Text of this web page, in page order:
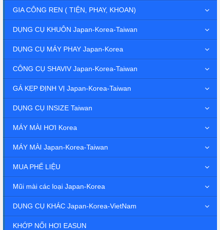
GIA CÔNG REN ( TIỆN, PHAY, KHOAN)
DỤNG CỤ KHUÔN Japan-Korea-Taiwan
DỤNG CỤ MÁY PHAY Japan-Korea
CÔNG CỤ SHAVIV Japan-Korea-Taiwan
GÁ KẸP ĐỊNH VỊ Japan-Korea-Taiwan
DỤNG CỤ INSIZE Taiwan
MÁY MÀI HƠI Korea
MÁY MÀI Japan-Korea-Taiwan
MUA PHẾ LIỆU
Mũi mài các loại Japan-Korea
DỤNG CỤ KHÁC Japan-Korea-VietNam
KHỚP NỐI HƠI EASUN